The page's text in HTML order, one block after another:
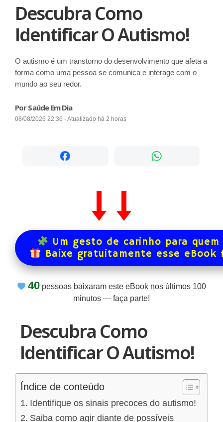
Descubra Como
Identificar O Autismo!
O autismo é um transtorno do desenvolvimento que afeta a
forma como uma pessoa se comunica e interage com o
mundo ao seu redor.
Por Saúde Em Dia
08/08/2026 22:36 - Atualizado há 2 horas
Um gesto de carinho para
Baixe gratuitamente esse
40pessoas baixaram este eBook nos últimos 100
minutos — faça parte!
Descubra Como
Identificar O Autismo!
Índice de conteúdo
Identifique os sinais precoces do autismo!
Saiba como agir diante de possíveis